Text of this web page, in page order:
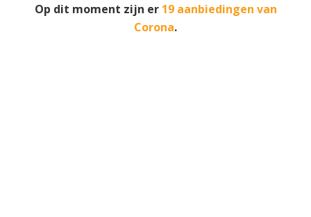
Op dit moment zijn er 19 aanbiedingen van
Corona.